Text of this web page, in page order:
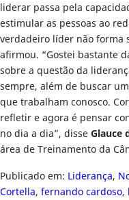
liderar passa pela
estimular as pessoas ao
verdadeiro líder não forma
afirmou. “Gostei bastante
sobre a questão da
sempre, além de buscar
que trabalham conosco.
refletir e agora é pensar
no dia a dia”, disseGlauce
área de Treinamento da
Publicado em: Liderança,
Cortella, fernando cardoso,